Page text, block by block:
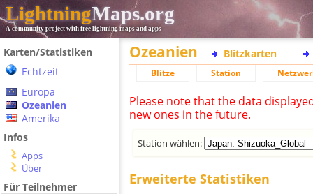
LightningMaps.org
A community project with free lightning maps and apps
Karten/Statistiken
Echtzeit
Europa
Ozeanien
Amerika
Infos
Apps
Über
Für Teilnehmer
Ozeanien Blitzkarten
Blitze Station
Please note that the data
new ones in the future.
Station wählen:
Erweiterte Statistiken